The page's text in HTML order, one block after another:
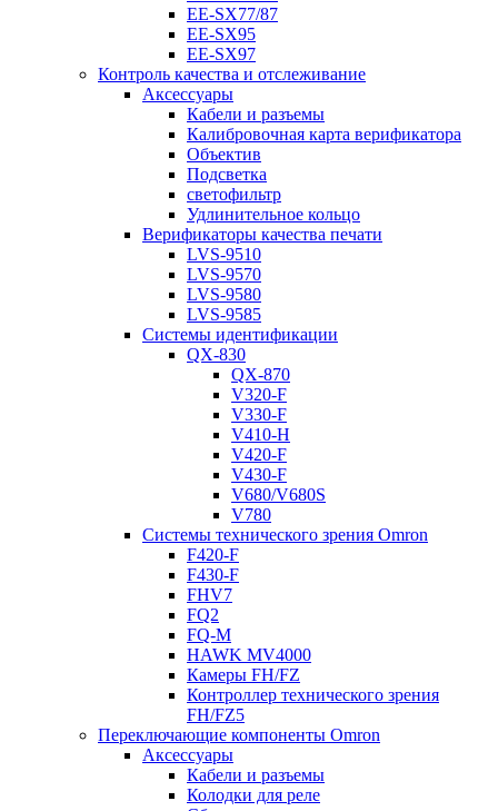
EE-SX77/87
EE-SX95
EE-SX97
Контроль качества и отслеживание
Аксессуары
Кабели и разъемы
Калибровочная карта верификатора
Объектив
Подсветка
светофильтр
Удлинительное кольцо
Верификаторы качества печати
LVS-9510
LVS-9570
LVS-9580
LVS-9585
Системы идентификации
QX-830
QX-870
V320-F
V330-F
V410-H
V420-F
V430-F
V680/V680S
V780
Системы технического зрения Omron
F420-F
F430-F
FHV7
FQ2
FQ-M
HAWK MV4000
Камеры FH/FZ
Контроллер технического зрения
FH/FZ5
Переключающие компоненты Omron
Аксессуары
Кабели и разъемы
Колодки для реле